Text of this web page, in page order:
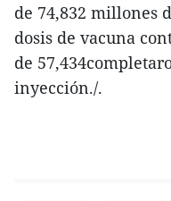
de 74,832 millones
dosis de vacuna
de
inyección./.